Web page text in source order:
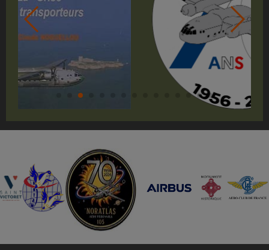
pas pouvoir répondre aux nombreuses
demandes d'embarquement sur le Noratlas, à
titre gracieux ou payant.